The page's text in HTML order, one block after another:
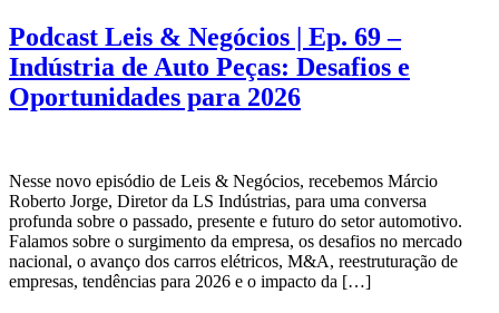
Podcast Leis & Negócios | Ep. 69 –
Indústria de Auto Peças: Desafios e
Oportunidades para 2026
Nesse novo episódio de Leis & Negócios, recebemos Márcio
Roberto Jorge, Diretor da LS Indústrias, para uma conversa
profunda sobre o passado, presente e futuro do setor automotivo.
Falamos sobre o surgimento da empresa, os desafios no mercado
nacional, o avanço dos carros elétricos, M&A, reestruturação de
empresas, tendências para 2026 e o impacto da […]